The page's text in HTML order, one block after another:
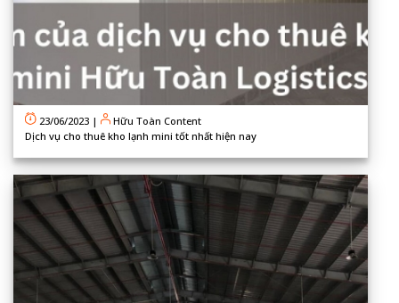
23/06/2023 |
Hữu Toàn Content
Dịch vụ cho thuê kho lạnh mini tốt nhất hiện nay